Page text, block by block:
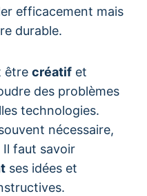
efficacement mais
durable.
être créatif et
des problèmes
technologies.
nécessaire,
Il faut savoir
ses idées et